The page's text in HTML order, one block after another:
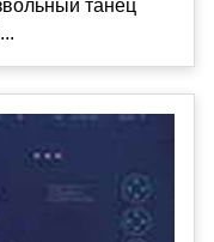
танец